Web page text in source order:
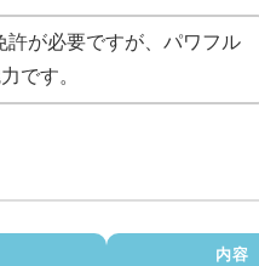
許が必要ですが、パワフル
です。
内容